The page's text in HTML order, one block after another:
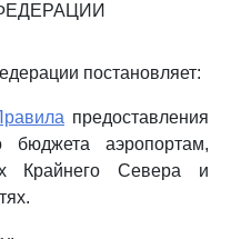
постановляет:
предоставления
бюджета аэропортам,
Крайнего Севера и